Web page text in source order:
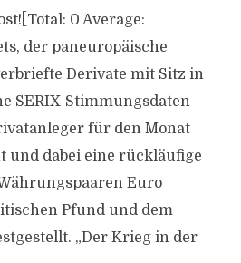
0 Average:
der paneuropäische
Derivate mit Sitz in
SERIX-Stimmungsdaten
für den Monat
und dabei eine rückläufige
Euro
Pfund und dem
„Der Krieg in der